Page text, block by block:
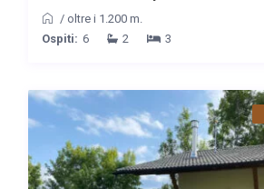
/ oltre i 1.200 m.
Ospiti: 6 2 3